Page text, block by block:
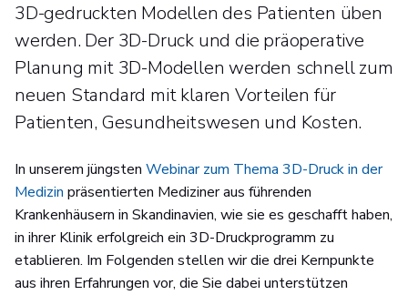
3D-gedruckten Modellen des Patienten üben
werden. Der 3D-Druck und die präoperative
Planung mit 3D-Modellen werden schnell zum
neuen Standard mit klaren Vorteilen für
Patienten, Gesundheitswesen und Kosten.
In unserem jüngsten Webinar zum Thema 3D-Druck in der
Medizin präsentierten Mediziner aus führenden
Krankenhäusern in Skandinavien, wie sie es geschafft haben,
in ihrer Klinik erfolgreich ein 3D-Druckprogramm zu
etablieren. Im Folgenden stellen wir die drei Kernpunkte
aus ihren Erfahrungen vor, die Sie dabei unterstützen